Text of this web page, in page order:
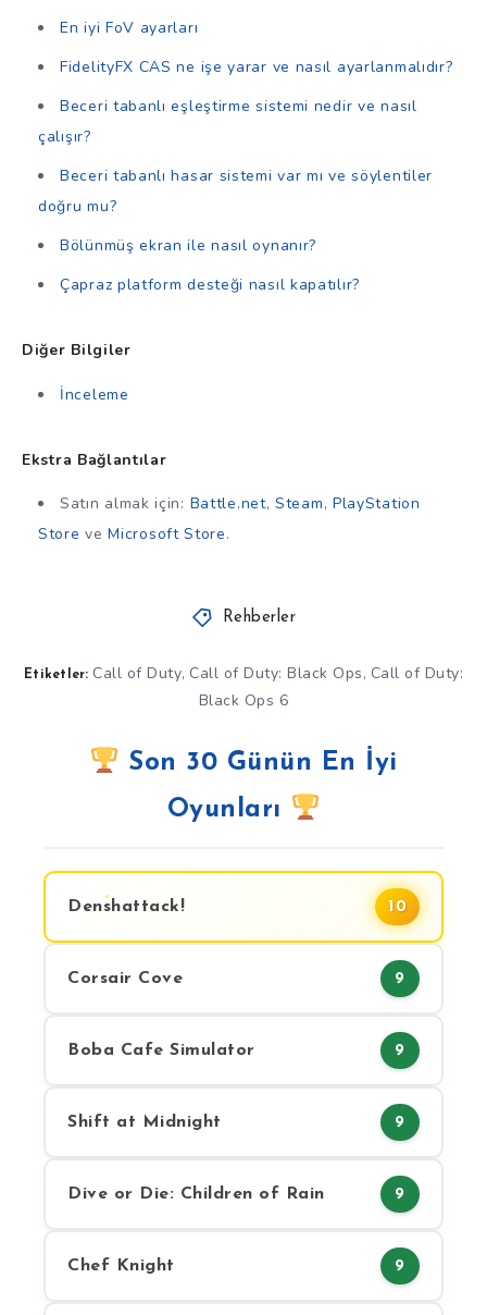
En iyi FoV ayarları
FidelityFX CAS ne işe yarar ve nasıl ayarlanmalıdır?
Beceri tabanlı eşleştirme sistemi nedir ve nasıl
çalışır?
Beceri tabanlı hasar sistemi var mı ve söylentiler
doğru mu?
Bölünmüş ekran ile nasıl oynanır?
Çapraz platform desteği nasıl kapatılır?
Diğer Bilgiler
İnceleme
Ekstra Bağlantılar
Satın almak için: Battle.net,Steam, PlayStation
Store veMicrosoft Store.
Rehberler
Etiketler: Call of Duty, Call of Duty: Black Ops, Call of Duty:
Black Ops 6
Son 30 Günün En İyi
Oyunları
Denshattack! 10
Corsair Cove 9
Boba Cafe Simulator 9
Shift at Midnight 9
Dive or Die: Children of Rain 9
Chef Knight 9